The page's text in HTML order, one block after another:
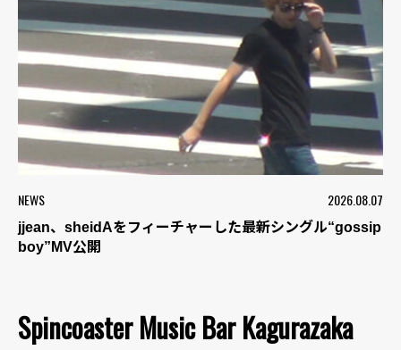
NEWS 2026.08.07
jjean、sheidAをフィーチャーした最新シングル“gossip
boy”MV公開
Spincoaster Music Bar Kagurazaka